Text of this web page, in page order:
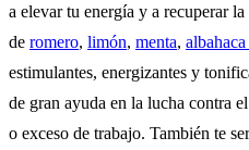
a elevar tu energía y a recuperar
de romero, limón, menta, albahaca
estimulantes, energizantes y
de gran ayuda en la lucha contra
o exceso de trabajo. También te